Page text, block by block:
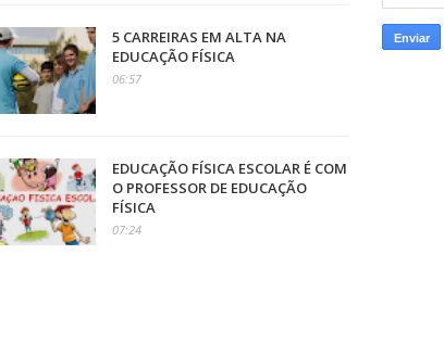
5 CARREIRAS EM ALTA NA
EDUCAÇÃO FÍSICA
06:57
EDUCAÇÃO FÍSICA ESCOLAR É COM
O PROFESSOR DE EDUCAÇÃO
FÍSICA
07:24